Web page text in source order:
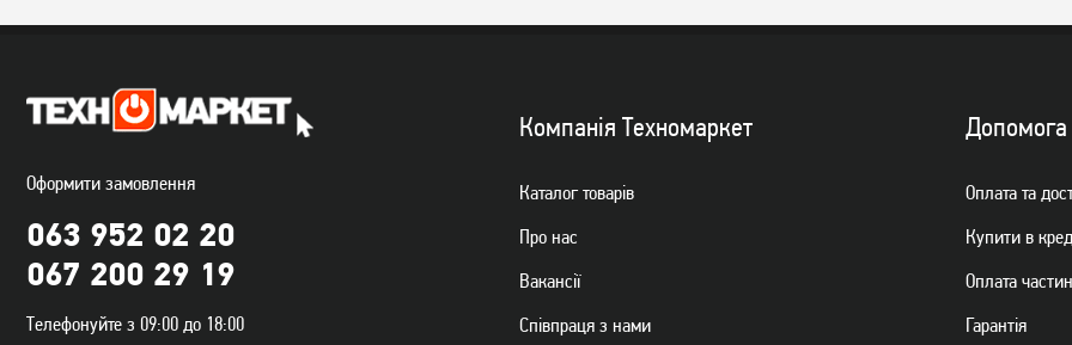
359 669 869 569
Оформити замовлення
063 952 02 20
067 200 29 19
Телефонуйте з 09:00 до 18:00
Компанiя Техномаркет
Каталог товарiв
Про нас
Вакансії
Спiвпраця з нами
Допомога
Оплата та
Купити в
Оплата
Гарантiя